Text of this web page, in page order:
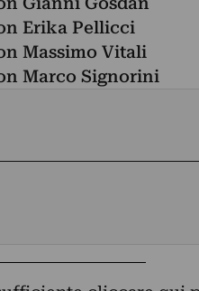
Erika Pellicci
Massimo Vitali
Marco Signorini